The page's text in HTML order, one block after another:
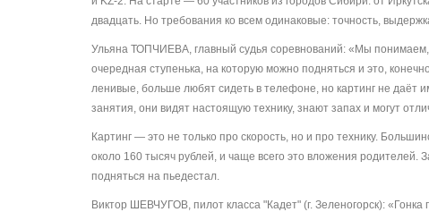
двадцать. Но требования ко всем одинаковые: точность,
Ульяна ТОПЧИЕВА, главный судья соревнований: «Мы понимаем,
очередная ступенька, на которую можно подняться и это,
ленивые, больше любят сидеть в телефоне, но картинг не даёт
занятия, они видят настоящую технику, знают запах и могут
Картинг — это не только про скорость, но и про технику.
около 160 тысяч рублей, и чаще всего это вложения
подняться на пьедестал.
Виктор ШЕВЧУГОВ, пилот класса "Кадет" (г. Зеленогорск):